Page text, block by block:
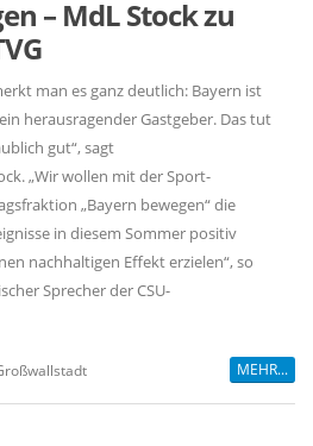
– MdL Stock zu
man es ganz deutlich: Bayern ist
herausragender Gastgeber. Das tut
gut“, sagt
„Wir wollen mit der Sport-
„Bayern bewegen“ die
in diesem Sommer positiv
nachhaltigen Effekt erzielen“, so
Sprecher der CSU-
MEHR...